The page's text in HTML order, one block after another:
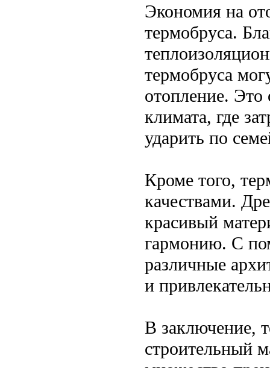
Экономия на
термобруса.
термобруса
отопление. Это
климата, где
ударить по
Кроме того,
качествами.
красивый
гармонию. С
различные
и
В заключение,
строительный